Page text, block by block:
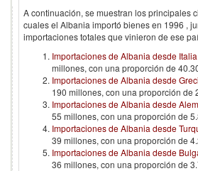
A continuación, se muestran los principales
cuales el Albania importó bienes en 1996 ,
importaciones totales que vinieron de ese
Importaciones de Albania desde Italia
millones, con una proporción de
Importaciones de Albania desde
190 millones, con una proporción de
Importaciones de Albania desde
55 millones, con una proporción de
Importaciones de Albania desde
39 millones, con una proporción de
Importaciones de Albania desde
36 millones, con una proporción de